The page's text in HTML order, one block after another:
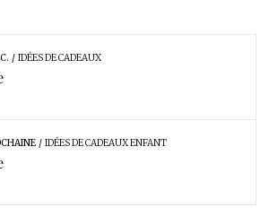
IDÉES DE CADEAUX
IDÉES DE CADEAUX ENFANT